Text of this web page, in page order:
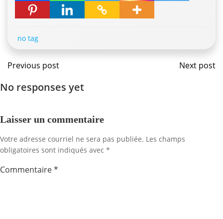
no tag
Navigation
de
l'article
Previous post Next post
No responses yet
Laisser un commentaire
Votre adresse courriel ne sera pas publiée. Les champs
obligatoires sont indiqués avec *
Commentaire*